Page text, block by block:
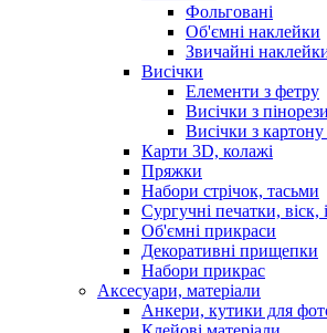
Фольговані
Об'ємні наклейки
Звичайні
Висічки
Елементи з фетру
Висічки з
Висічки з
Карти 3D, колажі
Пряжки
Набори стрічок, тасьми
Сургучні печатки, віск,
Об'ємні прикраси
Декоративні прищепки
Набори прикрас
Аксесуари, матеріали
Анкери, кутики для